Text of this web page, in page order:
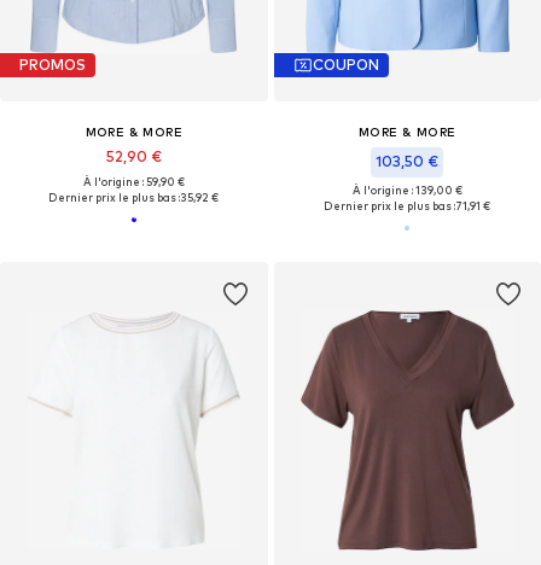
PROMOS
MORE & MORE
52,90 €
À l'origine : 59,90 €
Dernier prix le plus bas :35,92 €
COUPON
MORE & MORE
103,50 €
À l'origine : 139,00 €
Dernier prix le plus bas :71,91 €